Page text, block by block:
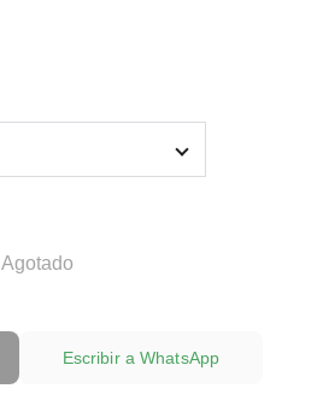
Agotado
Escribir a WhatsApp